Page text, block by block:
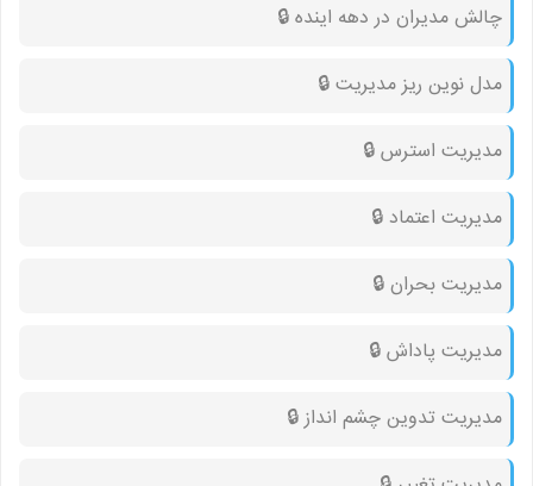
چالش مدیران در دهه اینده 🔒︎
مدل نوین ریز مدیریت 🔒︎
مدیریت استرس 🔒︎
مدیریت اعتماد 🔒︎
مدیریت بحران 🔒︎
مدیریت پاداش 🔒︎
مدیریت تدوین چشم انداز 🔒︎